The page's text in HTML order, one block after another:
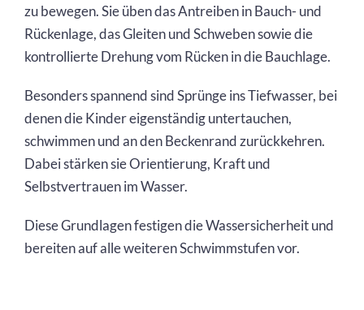
zu bewegen. Sie üben das Antreiben in Bauch- und
Rückenlage, das Gleiten und Schweben sowie die
kontrollierte Drehung vom Rücken in die Bauchlage.
Besonders spannend sind Sprünge ins Tiefwasser, bei
denen die Kinder eigenständig untertauchen,
schwimmen und an den Beckenrand zurückkehren.
Dabei stärken sie Orientierung, Kraft und
Selbstvertrauen im Wasser.
Diese Grundlagen festigen die Wassersicherheit und
bereiten auf alle weiteren Schwimmstufen vor.